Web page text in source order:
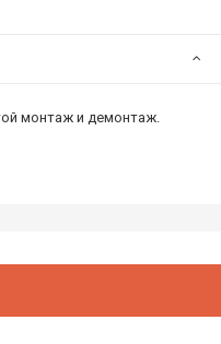
монтаж и демонтаж.